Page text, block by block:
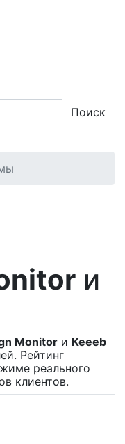
Поиск
и
Monitor и Keeeb
Рейтинг
реального
клиентов.